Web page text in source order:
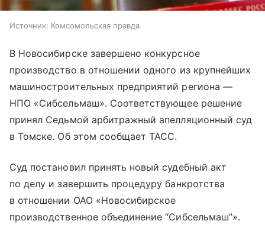
Источник: Комсомольская правда
В Новосибирске завершено конкурсное
производство в отношении одного из крупнейших
машиностроительных предприятий региона —
НПО «Сибсельмаш». Соответствующее решение
принял Седьмой арбитражный апелляционный суд
в Томске. Об этом сообщает ТАСС.
Суд постановил принять новый судебный акт
по делу и завершить процедуру банкротства
в отношении ОАО «Новосибирское
производственное объединение “Сибсельмаш”».